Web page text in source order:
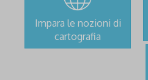
Impara le nozioni di
cartografia